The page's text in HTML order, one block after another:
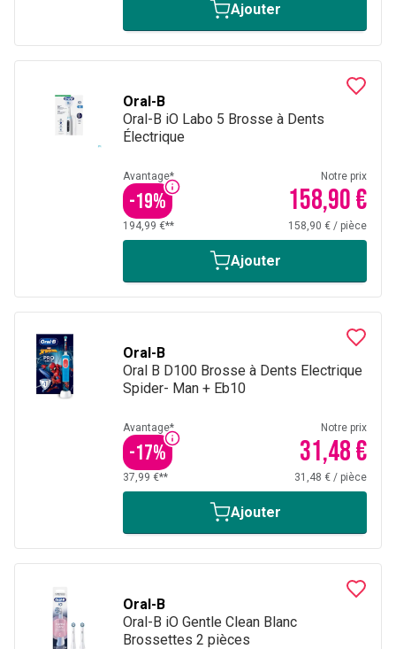
Ajouter
Oral-B
Oral-B iO Labo 5 Brosse à Dents
Électrique
Avantage*
-19%
Notre prix
158,90 €
194,99 €** 158,90 € / pièce
Ajouter
Oral-B
Oral B D100 Brosse à Dents Electrique
Spider- Man + Eb10
Avantage*
-17%
Notre prix
31,48 €
37,99 €** 31,48 € / pièce
Ajouter
Oral-B
Oral-B iO Gentle Clean Blanc
Brossettes 2 pièces